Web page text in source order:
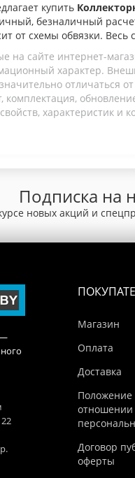
купить
безналичный
от схемы обвязки. Весь
на сайте интернет-
характер.
отличаться
комплектация,
характеристик и
Подписка на
новых акций и
—
Магазин
Оплата
Доставка
Положение
отношении
Договор
оферты